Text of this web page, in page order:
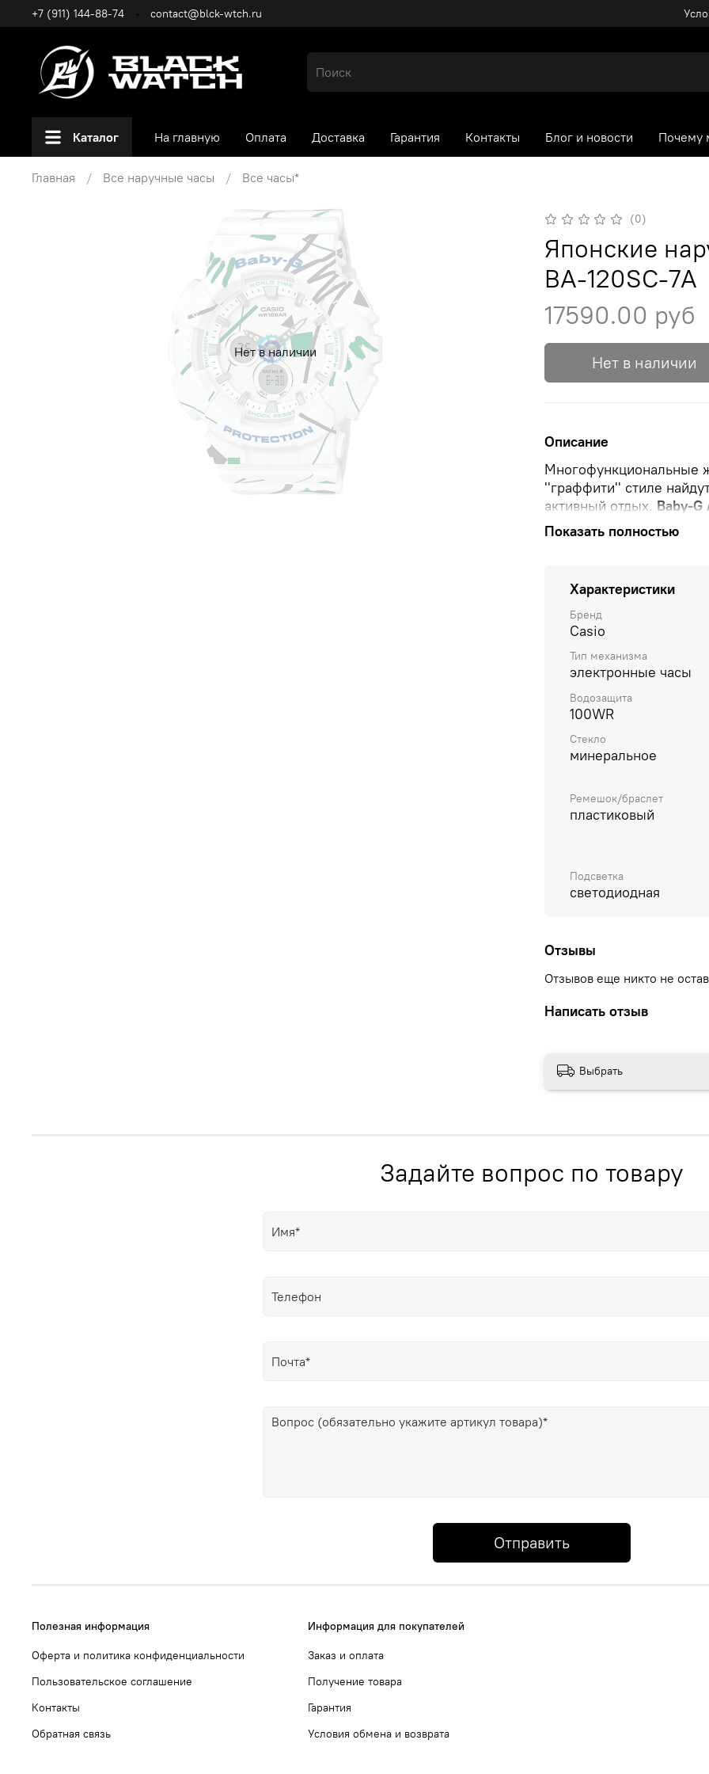
+7 (911) 144-88-74 contact@blck-wtch.ru
Каталог На главную Оплата Доставка Гарантия Контакты Блог и новости Почему
Главная Все наручные часы Все часы*
Нет в наличии
(0)
Японские
BA-120SC-7A
17590.00 руб
Нет в наличии
Описание
Многофункциональные
''граффити'' стиле
активный отдых. Baby-
защищает механизм от
светодиодом.Мировое
Секундомер с
Сплит-хронограф.
автоповтором.
Показать полностью
Характеристики
Бренд
Casio
Тип механизма
электронные часы
Водозащита
100WR
Стекло
минеральное
Ремешок/браслет
пластиковый
Подсветка
светодиодная
Отзывы
Отзывов еще никто не
Написать отзыв
Выбрать
Задайте вопрос по товару
Отправить
Полезная информация
Оферта и политика конфиденциальности
Пользовательское соглашение
Контакты
Обратная связь
Информация для покупателей
Заказ и оплата
Получение товара
Гарантия
Условия обмена и возврата